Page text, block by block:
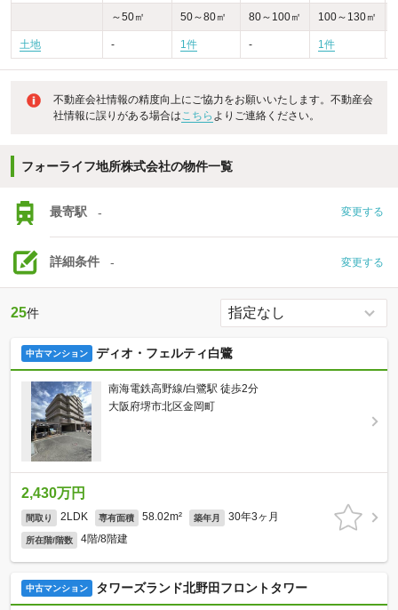
～50㎡ 50～80㎡ 80～100㎡ 100～130㎡
土地 - 1件 - 1件
不動産会社情報の精度向上にご協力をお願いいたします。不動産会
社情報に誤りがある場合はこちら よりご連絡ください。
フォーライフ地所株式会社の物件一覧
最寄駅 - 変更する
詳細条件 - 変更する
25件
中古マンション ディオ・フェルティ白鷺
南海電鉄高野線/白鷺駅 徒歩2分
大阪府堺市北区金岡町
2,430万円
間取り 2LDK 専有面積 58.02m² 築年月 30年3ヶ月
所在階/階数 4階/8階建
中古マンション タワーズランド北野田フロントタワー